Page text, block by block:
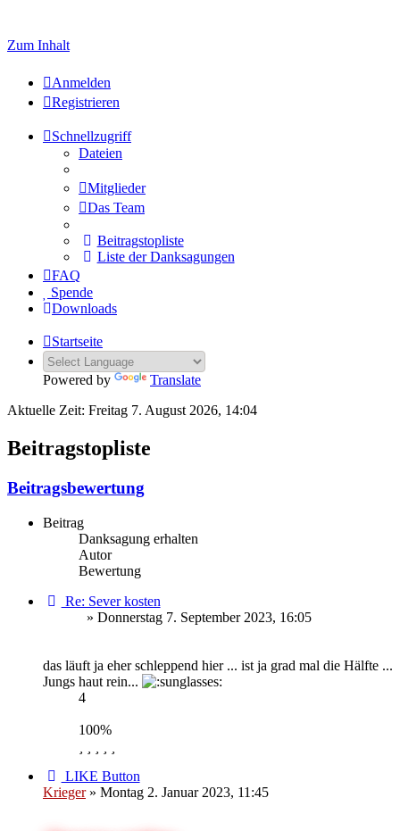
Zum Inhalt
Anmelden
Registrieren
Schnellzugriff
Dateien
Mitglieder
Das Team
Beitragstopliste
Liste der Danksagungen
FAQ
Spende
Downloads
Startseite
Powered by
Translate
Aktuelle Zeit: Freitag 7. August 2026, 14:04
Beitragstopliste
Beitragsbewertung
Beitrag
Danksagung erhalten
Autor
Bewertung
Re: Sever kosten
» Donnerstag 7. September 2023, 16:05
das läuft ja eher schleppend hier ... ist ja grad mal die Hälfte ...
Jungs haut rein...
4
100%
LIKE Button
Krieger» Montag 2. Januar 2023, 11:45